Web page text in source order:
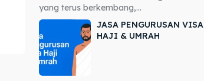
yang terus berkembang,...
JASA PENGURUSAN VISA
HAJI & UMRAH